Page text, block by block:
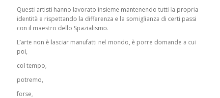
Questi artisti hanno lavorato insieme mantenendo tutti la propria
identità e rispettando la differenza e la somiglianza di certi passi
con il maestro dello Spazialismo.
L’arte non è lasciar manufatti nel mondo, è porre domande a cui
poi,
col tempo,
potremo,
forse,